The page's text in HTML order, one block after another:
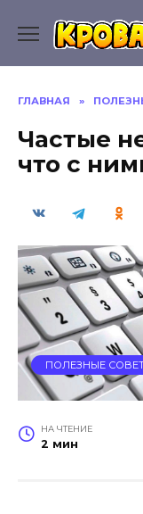
содержанию
ГЛАВНАЯ »
Частые
что с
ПОЛЕЗНЫЕ
НА ЧТЕНИЕ
2 мин